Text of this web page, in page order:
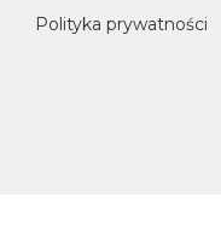
Polityka prywatności